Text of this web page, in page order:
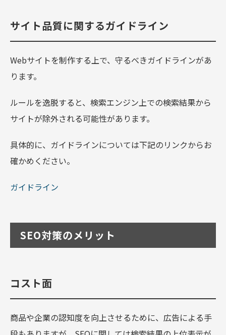
サイト品質に関するガイドライン
Webサイトを制作する上で、守るべきガイドラインがあ
ります。
ルールを逸脱すると、検索エンジン上での検索結果から
サイトが除外される可能性があります。
具体的に、ガイドラインについては下記のリンクからお
確かめください。
ガイドライン
SEO対策のメリット
コスト面
商品や企業の認知度を向上させるために、広告による手